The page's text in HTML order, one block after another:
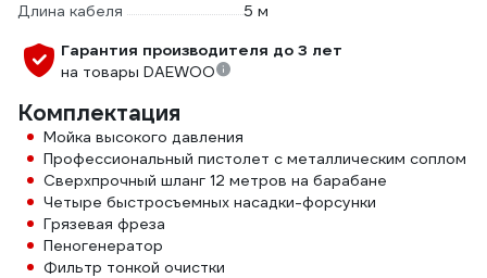
Длина кабеля
5 м
Гарантия производителя до 3 лет
на товары DAEWOO
Комплектация
Мойка высокого давления
Профессиональный пистолет с металлическим соплом
Сверхпрочный шланг 12 метров на барабане
Четыре быстросъемных насадки-форсунки
Грязевая фреза
Пеногенератор
Фильтр тонкой очистки